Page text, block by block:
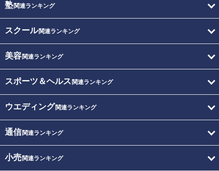
塾関連ランキング
スクール関連ランキング
美容関連ランキング
スポーツ＆ヘルス 関連ランキング
ウエディング関連ランキング
通信関連ランキング
小売関連ランキング